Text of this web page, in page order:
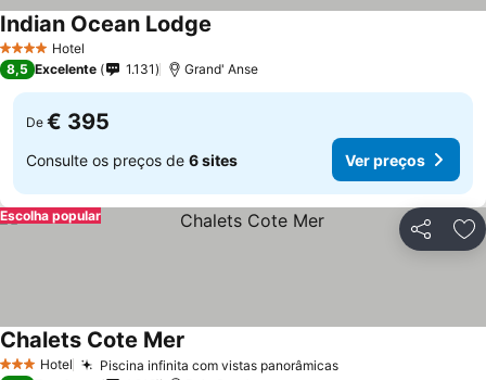
4 EstrelasHotel
Indian Ocean Lodge
8,5 Excelente 1.131 Grand' Anse
De € 395
Consulte os preços de 6 sites Ver preços
Partilhar
Escolha popular
3 EstrelasHotel Piscina infinita com vistas panorâmicas
Chalets Cote Mer